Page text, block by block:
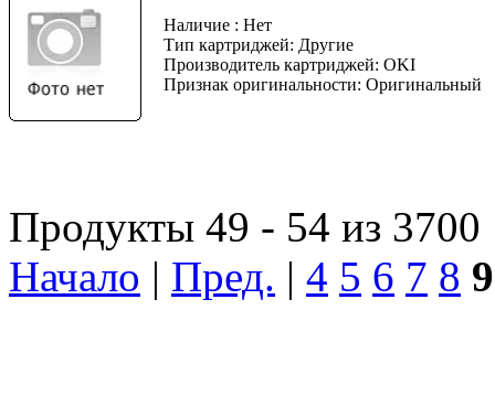
Наличие : Нет
Тип картриджей: Другие
Производитель картриджей: OKI
Признак оригинальности: Оригинальный
Продукты 49 - 54 из 3700
Начало | Пред. | 4 5 6 7 8 9